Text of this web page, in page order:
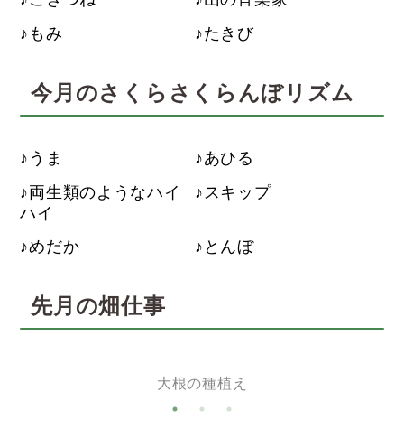
もみ
たきび
今月のさくらさくらんぼリズム
うま
あひる
両生類のようなハイ
ハイ
スキップ
めだか とんぼ
先月の畑仕事
大根の種植え